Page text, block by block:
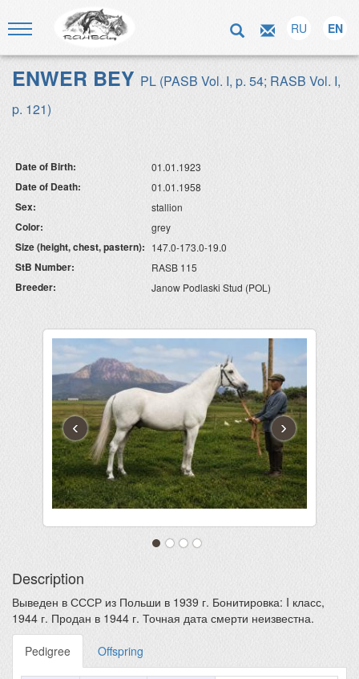
RU EN
ENWER BEY PL (PASB Vol. I, p. 54; RASB Vol. I,
p. 121)
Date of Birth: 01.01.1923
Date of Death: 01.01.1958
Sex: stallion
Color: grey
Size (height, chest, pastern): 147.0-173.0-19.0
StB Number: RASB 115
Breeder: Janow Podlaski Stud (POL)
‹ ›
Description
Выведен в СССР из Польши в 1939 г. Бонитировка: I класс,
1944 г. Продан в 1944 г. Точная дата смерти неизвестна.
Pedigree Offspring